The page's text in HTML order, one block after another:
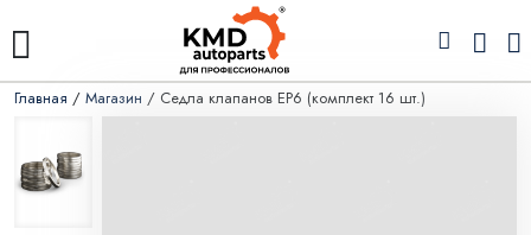
Главная / Магазин / Седла клапанов EP6 (комплект 16 шт.)